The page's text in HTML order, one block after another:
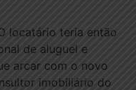
locatário teria então
de aluguel e
arcar com o novo
imobiliário do